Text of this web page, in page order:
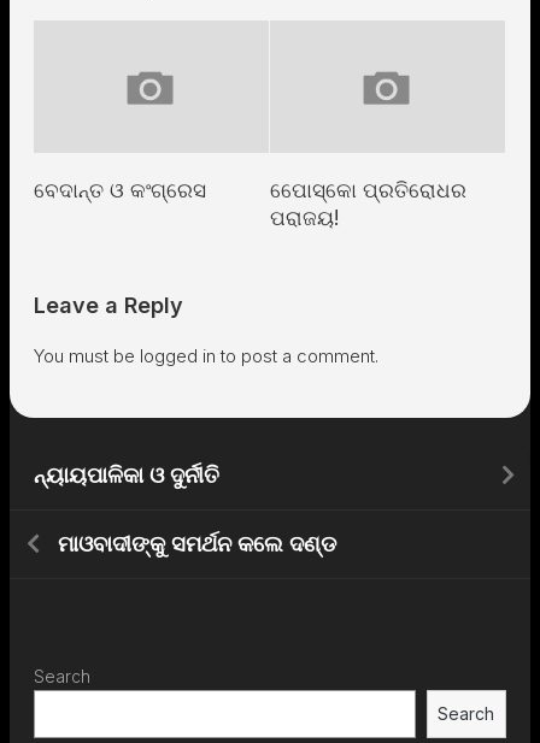
ବେଦାନ୍ତ ଓ କଂଗ୍ରେସ
ପୋେସ୍କୋ ପ୍ରତିରୋଧର
ପରାଜୟ!
Leave a Reply
You must be logged in to post a comment.
ନ୍ୟାୟପାଳିକା ଓ ଦୁର୍ନୀତି
ମାଓବାଦୀଙ୍କୁ ସମର୍ଥନ କଲେ ଦଣ୍ଡ
Search
Search